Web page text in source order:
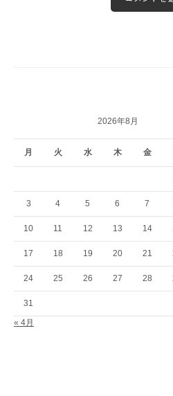
2026年8月
月 火 水 木 金
3 4 5 6 7
10 11 12 13 14
17 18 19 20 21
24 25 26 27 28
31
« 4月